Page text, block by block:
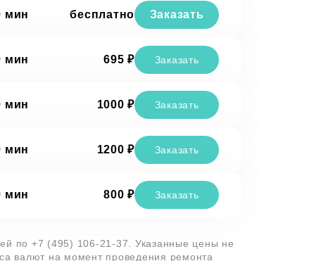
мин бесплатно Заказать
мин 695 ₽ Заказать
мин 1000 ₽ Заказать
мин 1200 ₽ Заказать
мин 800 ₽ Заказать
по +7 (495) 106-21-37 . Указанные цены не
валют на момент проведения ремонта